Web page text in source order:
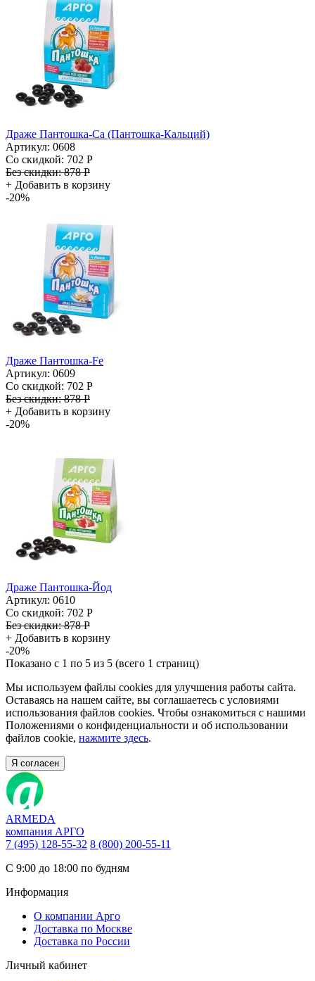
Драже Пантошка-Ca (Пантошка-Кальций)
Артикул: 0608
Со скидкой: 702 Р
Без скидки:878 Р
+ Добавить в корзину
-20%
Драже Пантошка-Fe
Артикул: 0609
Со скидкой: 702 Р
Без скидки:878 Р
+ Добавить в корзину
-20%
Драже Пантошка-Йод
Артикул: 0610
Со скидкой: 702 Р
Без скидки:878 Р
+ Добавить в корзину
-20%
Показано с 1 по 5 из 5 (всего 1 страниц)
Мы используем файлы cookies для улучшения работы сайта.
Оставаясь на нашем сайте, вы соглашаетесь с условиями
использования файлов cookies. Чтобы ознакомиться с нашими
Положениями о конфиденциальности и об использовании
файлов cookie, нажмите здесь.
Я согласен
ARMEDA
компания АРГО
7 (495) 128-55-32 8 (800) 200-55-11
С 9:00 до 18:00 по будням
Информация
О компании Арго
Доставка по Москве
Доставка по России
Личный кабинет